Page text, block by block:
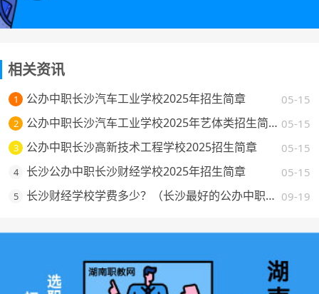
相关资讯
1 05-15
公办中职长沙汽车工业学校2025年招生简章
2 05-15
公办中职长沙汽车工业学校2025年艺体类招生简章
3 05-15
公办中职长沙高新技术工程学校2025招生简章
4 05-15
长沙公办中职长沙财经学校2025年招生简章
5 09-19
长沙财经学校学费多少？（长沙最好的公办中职学校费用一览）